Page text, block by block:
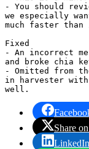
- You should
we especially
much faster
Fixed
- An incorrect
and broke chia
- Omitted from
in harvester
well.
Share
LinkedIn